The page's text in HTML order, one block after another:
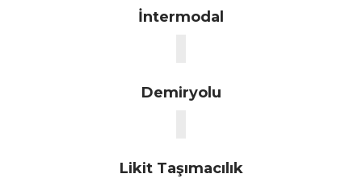
İntermodal
Demiryolu
Likit Taşımacılık